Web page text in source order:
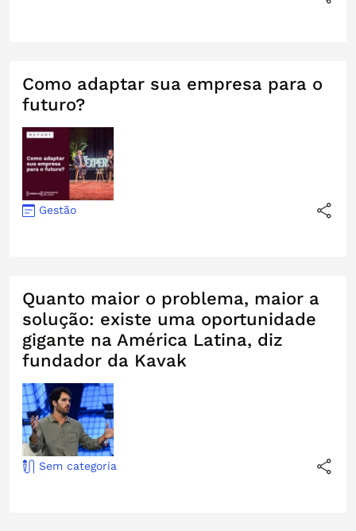
Como adaptar sua empresa para o
futuro?
Gestão
Quanto maior o problema, maior a
solução: existe uma oportunidade
gigante na América Latina, diz
fundador da Kavak
Sem categoria